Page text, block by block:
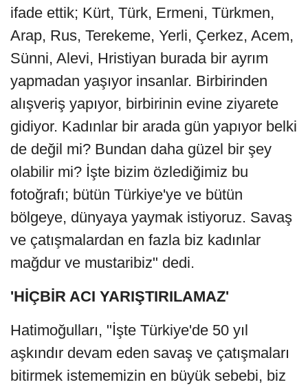
ifade ettik; Kürt, Türk, Ermeni, Türkmen,
Arap, Rus, Terekeme, Yerli, Çerkez, Acem,
Sünni, Alevi, Hristiyan burada bir ayrım
yapmadan yaşıyor insanlar. Birbirinden
alışveriş yapıyor, birbirinin evine ziyarete
gidiyor. Kadınlar bir arada gün yapıyor belki
de değil mi? Bundan daha güzel bir şey
olabilir mi? İşte bizim özlediğimiz bu
fotoğrafı; bütün Türkiye'ye ve bütün
bölgeye, dünyaya yaymak istiyoruz. Savaş
ve çatışmalardan en fazla biz kadınlar
mağdur ve mustaribiz" dedi.
'HİÇBİR ACI YARIŞTIRILAMAZ'
Hatimoğulları, "İşte Türkiye'de 50 yıl
aşkındır devam eden savaş ve çatışmaları
bitirmek istememizin en büyük sebebi, biz